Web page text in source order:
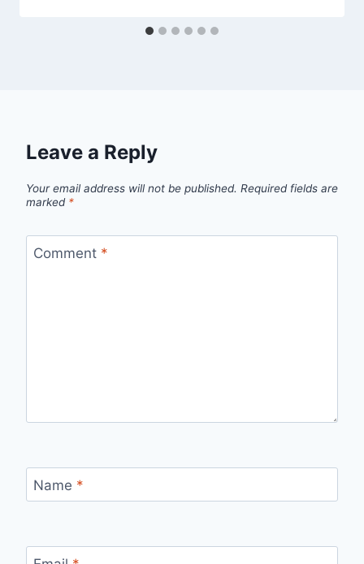
Leave a Reply
Your email address will not be published. Required fields are
marked *
Comment *
Name *